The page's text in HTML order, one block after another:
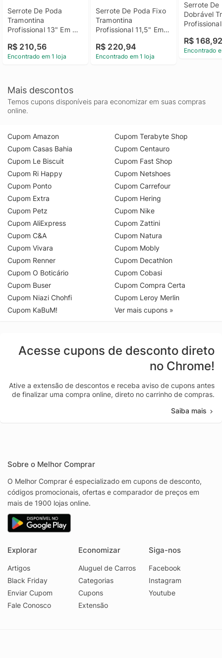
Serrote De Poda
Tramontina
Profissional 13" Em
R$ 210,56
Encontrado em 1 loja
Serrote De Poda Fixo
Tramontina
Profissional 11,5" Em
Plástico E Bainha
R$ 220,94
Encontrado em 1 loja
Serrote De
Dobrável
Plástico
R$
Encontrado
Mais descontos
Temos cupons disponíveis para economizar em suas compras
online.
Cupom Amazon
Cupom Casas Bahia
Cupom Le Biscuit
Cupom Ri Happy
Cupom Ponto
Cupom Extra
Cupom Petz
Cupom AliExpress
Cupom C&A
Cupom Vivara
Cupom Renner
Cupom O Boticário
Cupom Buser
Cupom Niazi Chohfi
Cupom KaBuM!
Cupom Terabyte Shop
Cupom Centauro
Cupom Fast Shop
Cupom Netshoes
Cupom Carrefour
Cupom Hering
Cupom Nike
Cupom Zattini
Cupom Natura
Cupom Mobly
Cupom Decathlon
Cupom Cobasi
Cupom Compra Certa
Cupom Leroy Merlin
Ver mais cupons »
Acesse cupons de desconto direto
no Chrome!
Ative a extensão de descontos e receba aviso de cupons antes
de finalizar uma compra online, direto no carrinho de compras.
Saiba mais
Sobre o Melhor Comprar
O Melhor Comprar é especializado em cupons de desconto,
códigos promocionais, ofertas e comparador de preços em
mais de 1900 lojas online.
Explorar
Artigos
Black Friday
Enviar Cupom
Fale Conosco
Economizar
Aluguel de Carros
Categorias
Cupons
Extensão
Siga-nos
Facebook
Instagram
Youtube